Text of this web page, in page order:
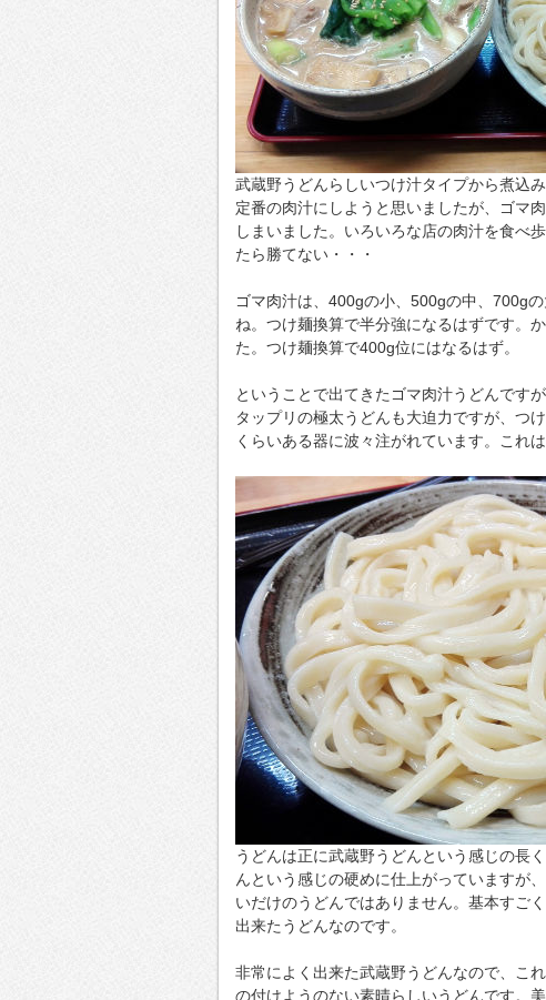
武蔵野うどんらしいつけ汁タイプから煮込
定番の肉汁にしようと思いましたが、ゴマ
しまいました。いろいろな店の肉汁を食べ
たら勝てない・・・
ゴマ肉汁は、400gの小、500gの中、700g
ね。つけ麺換算で半分強になるはずです。
た。つけ麺換算で400g位にはなるはず。
ということで出てきたゴマ肉汁うどんです
タップリの極太うどんも大迫力ですが、つ
くらいある器に波々注がれています。これ
うどんは正に武蔵野うどんという感じの長
んという感じの硬めに仕上がっていますが
いだけのうどんではありません。基本すご
出来たうどんなのです。
非常によく出来た武蔵野うどんなので、こ
の付けようのない素晴らしいうどんです。美